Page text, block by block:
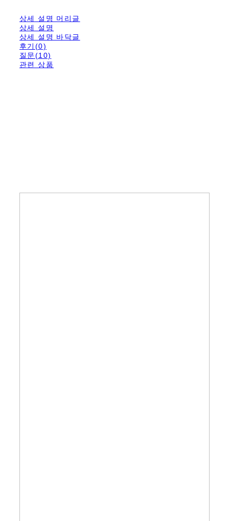
상세 설명 머리글
상세 설명
상세 설명 바닥글
후기(0)
질문(10)
관련 상품